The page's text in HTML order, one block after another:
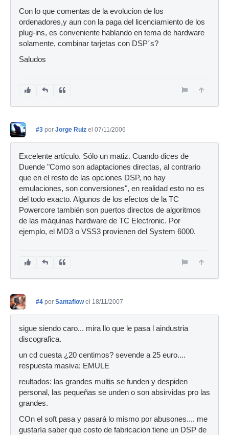
Con lo que comentas de la evolucion de los
ordenadores,y aun con la paga del licenciamiento de los
plug-ins, es conveniente hablando en tema de hardware
solamente, combinar tarjetas con DSP´s?
Saludos
#3 por Jorge Ruiz el 07/11/2006
Excelente artículo. Sólo un matiz. Cuando dices de
Duende "Como son adaptaciones directas, al contrario
que en el resto de las opciones DSP, no hay
emulaciones, son conversiones", en realidad esto no es
del todo exacto. Algunos de los efectos de la TC
Powercore también son puertos directos de algoritmos
de las máquinas hardware de TC Electronic. Por
ejemplo, el MD3 o VSS3 provienen del System 6000.
#4 por Santaflow el 18/11/2007
sigue siendo caro... mira llo que le pasa l aindustria
discografica.
un cd cuesta ¿20 centimos? sevende a 25 euro....
respuesta masiva: EMULE
reultados: las grandes multis se funden y despiden
personal, las pequeñas se unden o son absirvidas pro las
grandes.
COn el soft pasa y pasará lo mismo por abusones.... me
gustaría saber que costo de fabricacion tiene un DSP de